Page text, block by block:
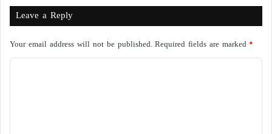
Leave a Reply
Your email address will not be published. Required fields are marked *